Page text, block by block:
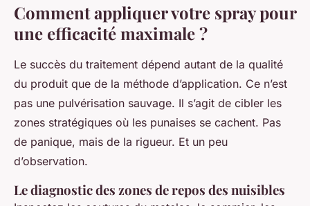
Comment appliquer votre spray pour
une efficacité maximale ?
Le succès du traitement dépend autant de la qualité
du produit que de la méthode d’application. Ce n’est
pas une pulvérisation sauvage. Il s’agit de cibler les
zones stratégiques où les punaises se cachent. Pas
de panique, mais de la rigueur. Et un peu
d’observation.
Le diagnostic des zones de repos des nuisibles